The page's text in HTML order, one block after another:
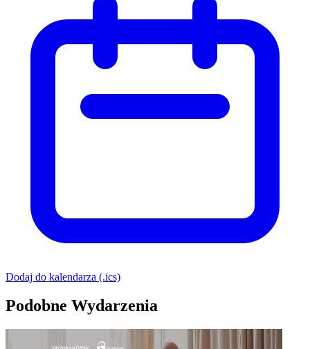
Dodaj do kalendarza (.ics)
Podobne Wydarzenia